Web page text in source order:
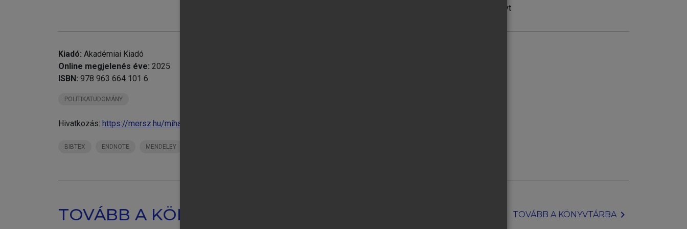
4.11. FÜGGELÉK: Az Alkotmánybíróság megsemmisítette a kastélytörvényt
Kiadó: Akadémiai Kiadó
Online megjelenés éve: 2025
ISBN: 978 963 664 101 6
POLITIKATUDOMÁNY
Hivatkozás: https://mersz.hu/mihalyi-privatizacio-es-allamositas-magyarorszagon-2//
BIBTEX ENDNOTE MENDELEY
TOVÁBB A KÖNYVTÁRBA TOVÁBB A KÖNYVTÁRBAchevron_right